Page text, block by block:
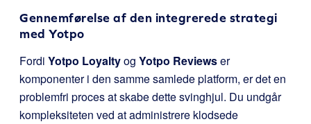
Gennemførelse af den integrerede strategi
med Yotpo
Fordi Yotpo Loyaltyog Yotpo Reviewser
komponenter i den samme samlede platform, er det en
problemfri proces at skabe dette svinghjul. Du undgår
kompleksiteten ved at administrere klodsede